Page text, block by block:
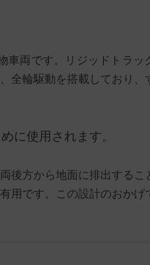
車両です。リジッドトラッ
全輪駆動を搭載しており、
に使用されます。
後方から地面に排出するこ
用です。この設計のおかげ